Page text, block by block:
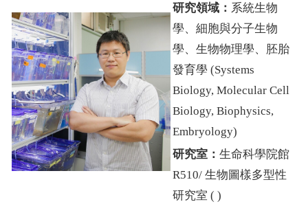
研究領域： 系統生物
學、細胞與分子生物
學、生物物理學、胚胎
發育學 (Systems
Biology, Molecular Cell
Biology, Biophysics,
Embryology)
研究室： 生命科學院館
R510/ 生物圖樣多型性
研究室 ( )